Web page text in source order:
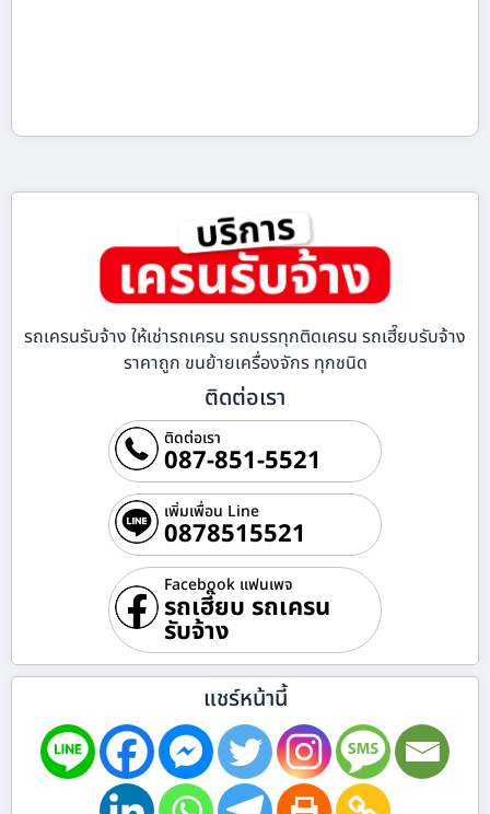
รถเครนรับจ้าง ให้เช่ารถเครน รถบรรทุกติดเครน รถเฮี๊ยบรับจ้าง
ราคาถูก ขนย้ายเครื่องจักร ทุกชนิด
ติดต่อเรา
ติดต่อเรา
087-851-5521
เพิ่มเพื่อน Line
0878515521
Facebook แฟนเพจ
รถเฮี๊ยบ รถเครน
รับจ้าง
แชร์หน้านี้